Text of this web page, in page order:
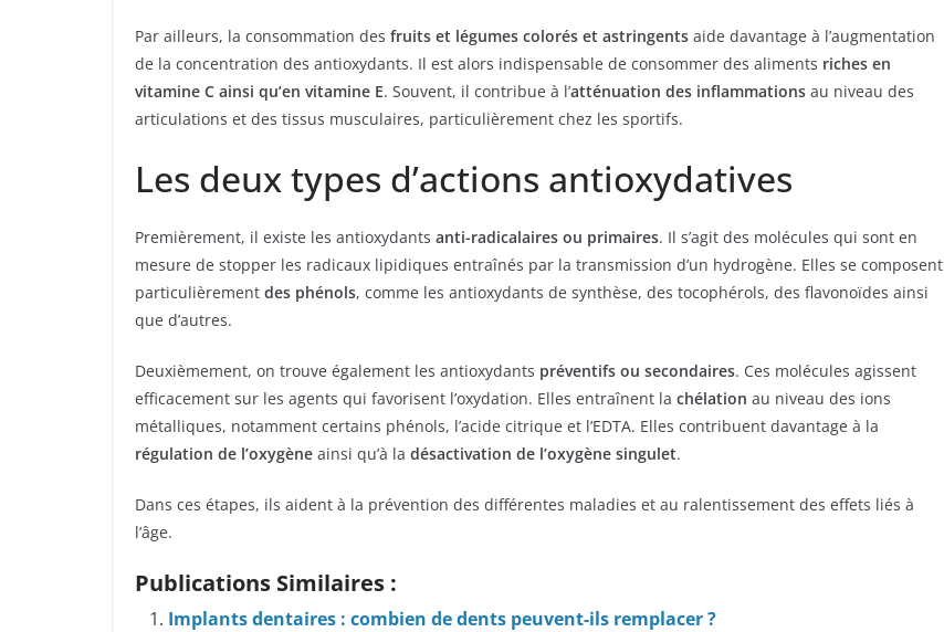
Par ailleurs, la consommation des fruits et légumes colorés et astringents aide davantage à l’augmentation
de la concentration des antioxydants. Il est alors indispensable de consommer des aliments riches en
vitamine C ainsi qu’en vitamine E. Souvent, il contribue à l’atténuation des inflammations au niveau des
articulations et des tissus musculaires, particulièrement chez les sportifs.
Les deux types d’actions antioxydatives
Premièrement, il existe les antioxydants anti-radicalaires ou primaires. Il s’agit des molécules qui sont en
mesure de stopper les radicaux lipidiques entraînés par la transmission d’un hydrogène. Elles se composent
particulièrement des phénols, comme les antioxydants de synthèse, des tocophérols, des flavonoïdes ainsi
que d’autres.
Deuxièmement, on trouve également les antioxydants préventifs ou secondaires. Ces molécules agissent
efficacement sur les agents qui favorisent l’oxydation. Elles entraînent la chélation au niveau des ions
métalliques, notamment certains phénols, l’acide citrique et l’EDTA. Elles contribuent davantage à la
régulation de l’oxygène ainsi qu’à la désactivation de l’oxygène singulet.
Dans ces étapes, ils aident à la prévention des différentes maladies et au ralentissement des effets liés à
l’âge.
Publications Similaires :
Implants dentaires : combien de dents peuvent-ils remplacer ?